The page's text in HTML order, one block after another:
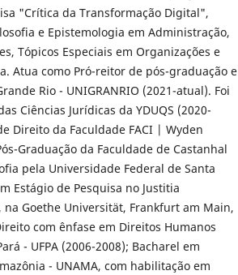
"Crítica da Transformação Digital",
e Epistemologia em Administração,
Tópicos Especiais em Organizações e
Atua como Pró-reitor de pós-graduação e
Rio - UNIGRANRIO (2021-atual). Foi
Ciências Jurídicas da YDUQS (2020-
Direito da Faculdade FACI | Wyden
Graduação da Faculdade de Castanhal
pela Universidade Federal de Santa
Estágio de Pesquisa no Justitia
Goethe Universität, Frankfurt am Main,
com ênfase em Direitos Humanos
- UFPA (2006-2008); Bacharel em
- UNAMA, com habilitação em